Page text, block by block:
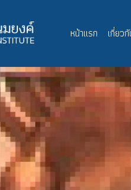
Main
หน้าแรก เกี่ยว